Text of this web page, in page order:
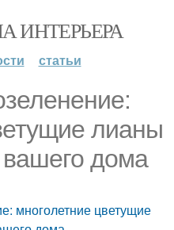
ИНТЕРЬЕРА
статьи
лианы
дома
многолетние цветущие